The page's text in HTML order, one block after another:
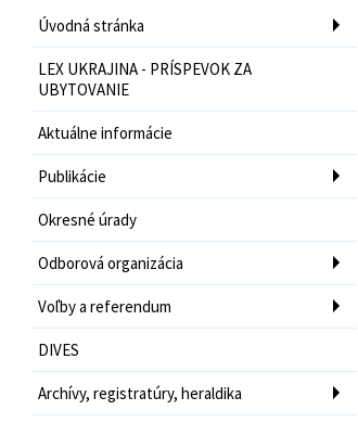
Úvodná stránka
LEX UKRAJINA - PRÍSPEVOK ZA
UBYTOVANIE
Aktuálne informácie
Publikácie
Okresné úrady
Odborová organizácia
Voľby a referendum
DIVES
Archívy, registratúry, heraldika